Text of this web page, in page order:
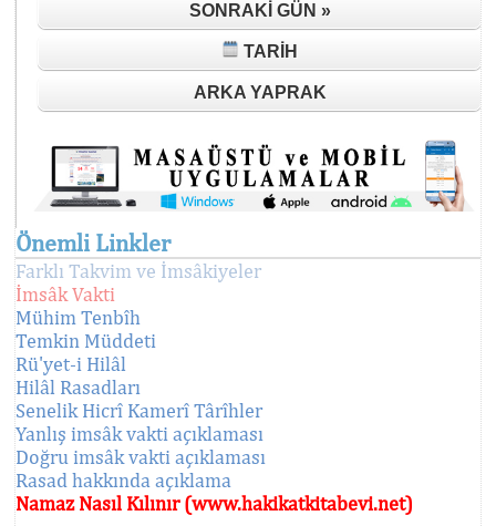
SONRAKI GÜN »
TARIH
ARKA YAPRAK
Önemli Linkler
Farklı Takvim ve İmsâkiyeler
İmsâk Vakti
Mühim Tenbîh
Temkin Müddeti
Rü'yet-i Hilâl
Hilâl Rasadları
Senelik Hicrî Kamerî Târîhler
Yanlış imsâk vakti açıklaması
Doğru imsâk vakti açıklaması
Rasad hakkında açıklama
Namaz Nasıl Kılınır (www.hakikatkitabevi.net)